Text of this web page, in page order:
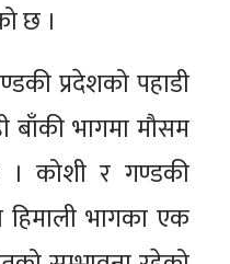
छ ।
प्रदेशको पहाडी
भागमा मौसम
कोशी र गण्डकी
हिमाली भागका एक